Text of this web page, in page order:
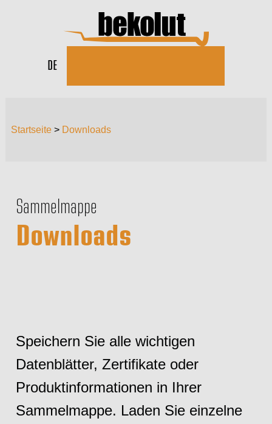
DE
Startseite> Downloads
Sammelmappe
Downloads
Speichern Sie alle wichtigen
Datenblätter, Zertifikate oder
Produktinformationen in Ihrer
Sammelmappe. Laden Sie einzelne